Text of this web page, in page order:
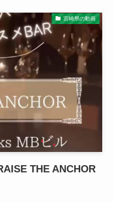
宮崎県の動画
THE ANCHOR